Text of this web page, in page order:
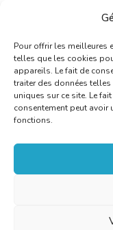
Pour offrir les meilleures
telles que les cookies
appareils. Le fait de
traiter des données
uniques sur ce site. Le
consentement peut avoir
fonctions.